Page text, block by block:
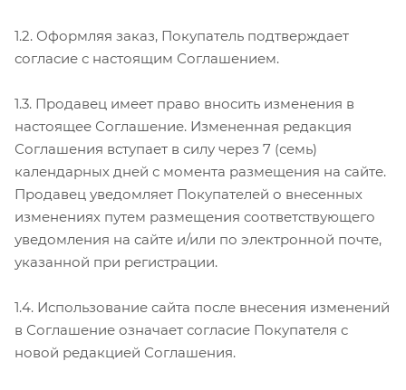
1.2. Оформляя заказ, Покупатель подтверждает
согласие с настоящим Соглашением.
1.3. Продавец имеет право вносить изменения в
настоящее Соглашение. Измененная редакция
Соглашения вступает в силу через 7 (семь)
календарных дней с момента размещения на сайте.
Продавец уведомляет Покупателей о внесенных
изменениях путем размещения соответствующего
уведомления на сайте и/или по электронной почте,
указанной при регистрации.
1.4. Использование сайта после внесения изменений
в Соглашение означает согласие Покупателя с
новой редакцией Соглашения.